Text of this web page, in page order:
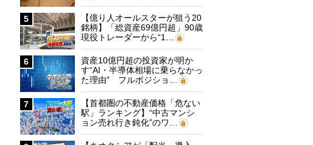
5
【億り人オールスターが狙う20
銘柄】「総資産69億円超」90歳
現役トレーダーから“1…
6
資産10億円超の投資家が明か
す“AI・半導体相場に乗らなかっ
た理由” フルポジショ…
7
【首都圏の不動産価格「危ない
駅」ランキング】“中古マンシ
ョン売れ行き鈍化”のワ…